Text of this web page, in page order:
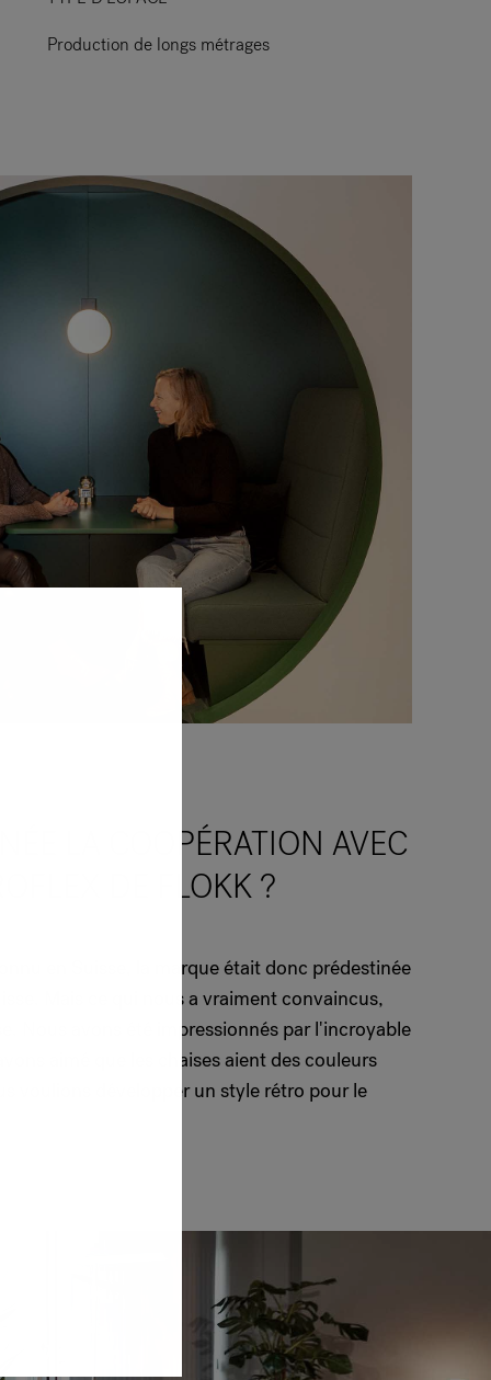
Production de longs métrages
LA COOPÉRATION AVEC
DE FLOKK ?
en Suisse, la marque était donc prédestinée
Mais ce qui nous a vraiment convaincus,
Nous avons été impressionnés par l'incroyable
aimé que les chaises aient des couleurs
voulions développer un style rétro pour le